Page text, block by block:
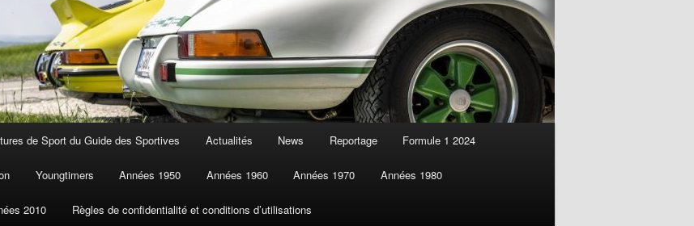
de Sport du Guide des Sportives Actualités News Reportage Formule 1 2024
Youngtimers Années 1950 Années 1960 Années 1970 Années 1980
2010 Règles de confidentialité et conditions d’utilisations